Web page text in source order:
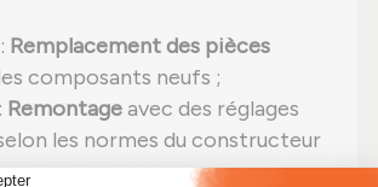
Remplacement des pièces
composants neufs ;
Remontageavec des réglages
les normes du constructeur